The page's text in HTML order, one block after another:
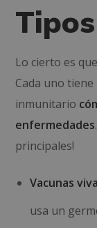
Lo cierto es
Cada uno
inmunitario
enfermedades
principales!
Vacunas
usa un